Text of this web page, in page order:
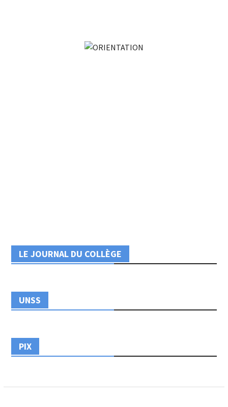
LE JOURNAL DU COLLÈGE
UNSS
PIX